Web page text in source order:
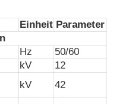
Einheit Parameter
Hz
50/60
kV
12
kV
42